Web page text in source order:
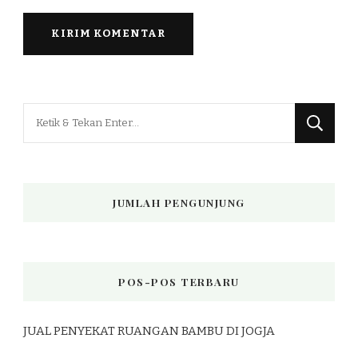
JUMLAH PENGUNJUNG
POS-POS TERBARU
JUAL PENYEKAT RUANGAN BAMBU DI JOGJA